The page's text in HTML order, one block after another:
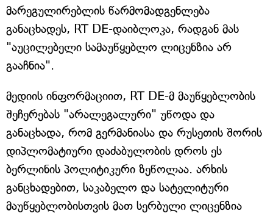
მარეგულირებლის წარმომადგენლება
განაცხადეს, RT DE-დაიბლოკა, რადგან მას
"აუცილებელი სამაუწყებლო ლიცენზია არ
გააჩნია".
მედიის ინფორმაციით, RT DE-მ მაუწყებლობის
შეჩერებას "არალეგალური" უწოდა და
განაცხადა, რომ გერმანიასა და რუსეთის შორის
დიპლომატიური დაძაბულობის დროს ეს
ბერლინის პოლიტიკური ზეწოლაა. არხის
განცხადებით, საკაბელო და სატელიტური
მაუწყებლობისთვის მათ სერბული ლიცენზია